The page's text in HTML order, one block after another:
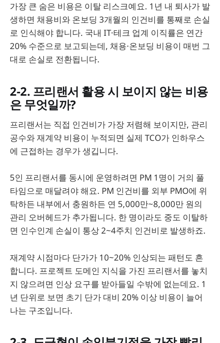
가장 큰 숨은 비용은 이탈 리스크예요. 1년 내 퇴사가 발
생하면 채용비와 온보딩 3개월의 인건비를 통째로 손실
로 인식해야 합니다. 국내 IT·테크 업계 이직률은 연간
20% 수준으로 보고되는데, 채용·온보딩 비용이 매번 그
대로 손실로 전환됩니다.
2-2. 프리랜서 활용 시 보이지 않는 비용
은 무엇일까?
프리랜서는 직접 인건비가 가장 저렴해 보이지만, 관리
공수와 재계약 비용이 누적되면 실제 TCO가 인하우스
에 근접하는 경우가 생깁니다.
5인 프리랜서를 동시에 운영하려면 PM 1명이 거의 풀
타임으로 매달려야 해요. PM 인건비를 외부 PMO에 위
탁하든 내부에서 충원하든 연 5,000만~8,000만 원의
관리 오버헤드가 추가됩니다. 한 명이라도 중도 이탈하
면 인수인계 손실이 통상 2~4주치 인건비로 발생하죠.
재계약 시점마다 단가가 10~20% 인상되는 패턴도 흔
합니다. 프로젝트 도메인 지식을 가진 프리랜서를 놓치
지 않으려면 인상 요구를 받아들일 수밖에 없는데요. 1
년 단위로 보면 초기 단가 대비 20% 이상 비용이 늘어
나는 구조입니다.